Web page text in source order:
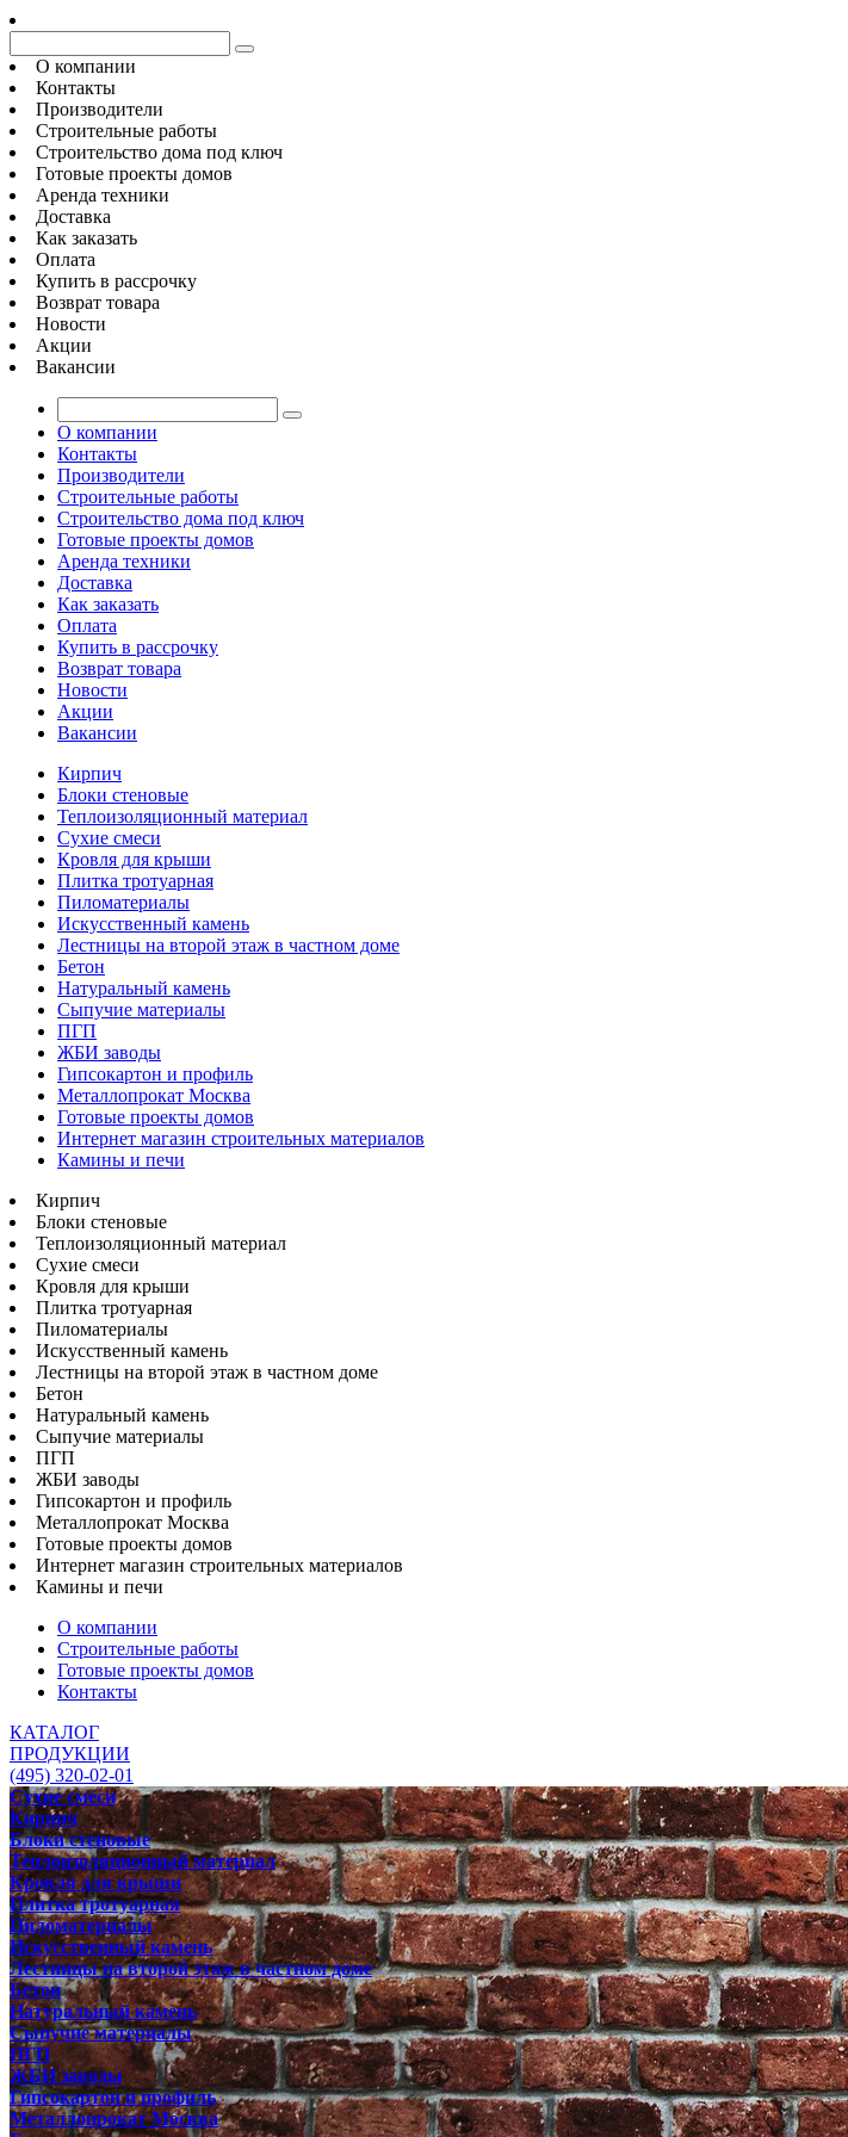
О компании
Контакты
Производители
Строительные работы
Строительство дома под ключ
Готовые проекты домов
Аренда техники
Доставка
Как заказать
Оплата
Купить в рассрочку
Возврат товара
Новости
Акции
Вакансии
О компании
Контакты
Производители
Строительные работы
Строительство дома под ключ
Готовые проекты домов
Аренда техники
Доставка
Как заказать
Оплата
Купить в рассрочку
Возврат товара
Новости
Акции
Вакансии
Кирпич
Блоки стеновые
Теплоизоляционный материал
Сухие смеси
Кровля для крыши
Плитка тротуарная
Пиломатериалы
Искусственный камень
Лестницы на второй этаж в частном доме
Бетон
Натуральный камень
Сыпучие материалы
ПГП
ЖБИ заводы
Гипсокартон и профиль
Металлопрокат Москва
Готовые проекты домов
Интернет магазин строительных материалов
Камины и печи
Кирпич
Блоки стеновые
Теплоизоляционный материал
Сухие смеси
Кровля для крыши
Плитка тротуарная
Пиломатериалы
Искусственный камень
Лестницы на второй этаж в частном доме
Бетон
Натуральный камень
Сыпучие материалы
ПГП
ЖБИ заводы
Гипсокартон и профиль
Металлопрокат Москва
Готовые проекты домов
Интернет магазин строительных материалов
Камины и печи
О компании
Строительные работы
Готовые проекты домов
Контакты
КАТАЛОГ
ПРОДУКЦИИ
(495) 320-02-01
Сухие смеси
Кирпич
Блоки стеновые
Теплоизоляционный материал
Кровля для крыши
Плитка тротуарная
Пиломатериалы
Искусственный камень
Лестницы на второй этаж в частном доме
Бетон
Натуральный камень
Сыпучие материалы
ПГП
ЖБИ заводы
Гипсокартон и профиль
Металлопрокат Москва